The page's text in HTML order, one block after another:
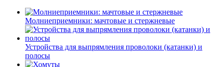
Молниеприемники: мачтовые и стержневые
Устройства для выпрямления проволоки (катанки) и
полосы